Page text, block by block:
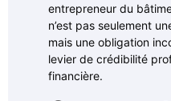
entrepreneur du
n’est pas seulement
mais une obligation
levier de crédibilité
financière.